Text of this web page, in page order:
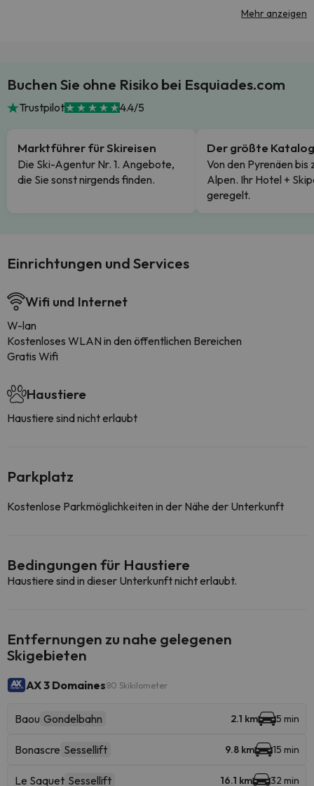
Mehr anzeigen
Buchen Sie ohne Risiko bei Esquiades.com
Trustpilot 4.4/5
Marktführer für Skireisen
Die Ski-Agentur Nr. 1. Angebote,
die Sie sonst nirgends finden.
Der größte Katalog
Von den Pyrenäen bis
Alpen. Ihr Hotel +
geregelt.
Einrichtungen und Services
Wifi und Internet
W-lan
Kostenloses WLAN in den öffentlichen Bereichen
Gratis Wifi
Haustiere
Haustiere sind nicht erlaubt
Parkplatz
Kostenlose Parkmöglichkeiten in der Nähe der Unterkunft
Bedingungen für Haustiere
Haustiere sind in dieser Unterkunft nicht erlaubt.
Entfernungen zu nahe gelegenen
Skigebieten
AX 3 Domaines 80 Skikilometer
Baou Gondelbahn 2.1 km 5 min
Bonascre Sessellift 9.8 km 15 min
Le Saquet Sessellift 16.1 km 32 min